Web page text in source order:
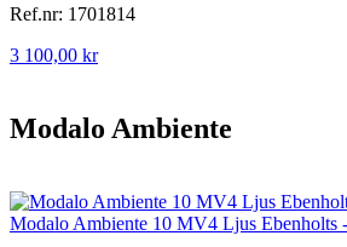
Ref.nr: 1701814
3 100,00 kr
Modalo Ambiente
Modalo Ambiente 10 MV4 Ljus Ebenholts